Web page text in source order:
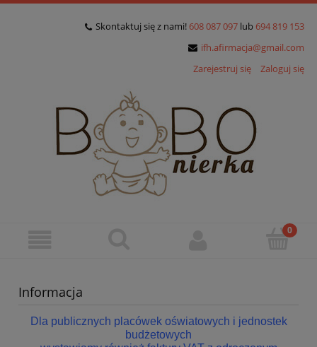
Skontaktuj się z nami! 608 087 097 lub 694 819 153
ifh.afirmacja@gmail.com
Zarejestruj się
Zaloguj się
Informacja
Dla publicznych placówek oświatowych i jednostek
budżetowych